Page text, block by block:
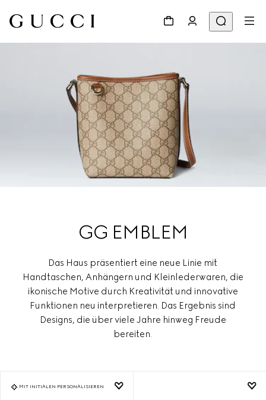
GG EMBLEM
Das Haus präsentiert eine neue Linie mit
Handtaschen, Anhängern und Kleinlederwaren, die
ikonische Motive durch Kreativität und innovative
Funktionen neu interpretieren. Das Ergebnis sind
Designs, die über viele Jahre hinweg Freude
bereiten.
MIT INITIALEN PERSONALISIEREN